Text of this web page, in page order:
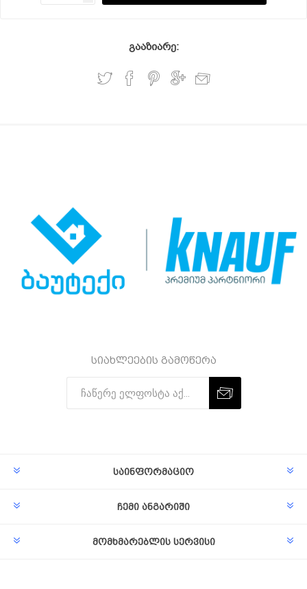
გააზიარე:
სიახლეების გამოწერა
საინფორმაციო
ჩემი ანგარიში
მომხმარებლის სერვისი